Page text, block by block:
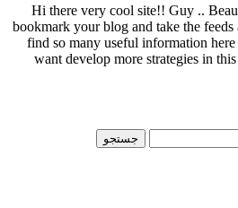
Hi there very cool site!! Guy ..
bookmark your blog and take the
find so many useful information
want develop more strategies in